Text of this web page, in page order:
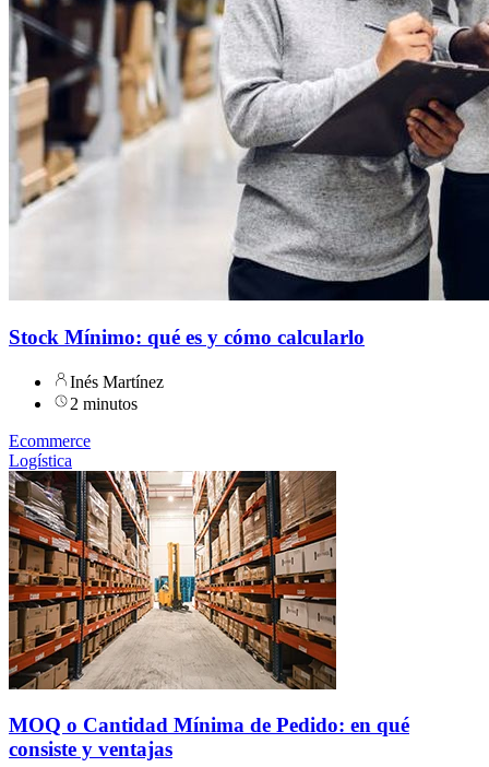
Stock Mínimo: qué es y cómo calcularlo
Inés Martínez
2 minutos
Ecommerce
Logística
MOQ o Cantidad Mínima de Pedido: en qué
consiste y ventajas